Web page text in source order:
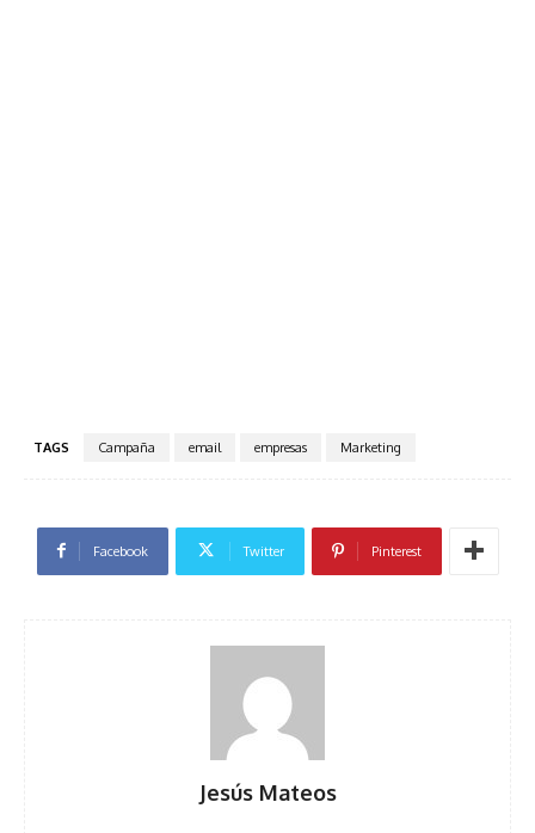
TAGS Campaña email empresas Marketing
Facebook Twitter Pinterest
Jesús Mateos